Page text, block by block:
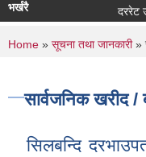
भर्खरै दररेट
You are here
Home » सूचना तथा जानकारी»
सार्वजनिक खरीद
सिलबन्दि